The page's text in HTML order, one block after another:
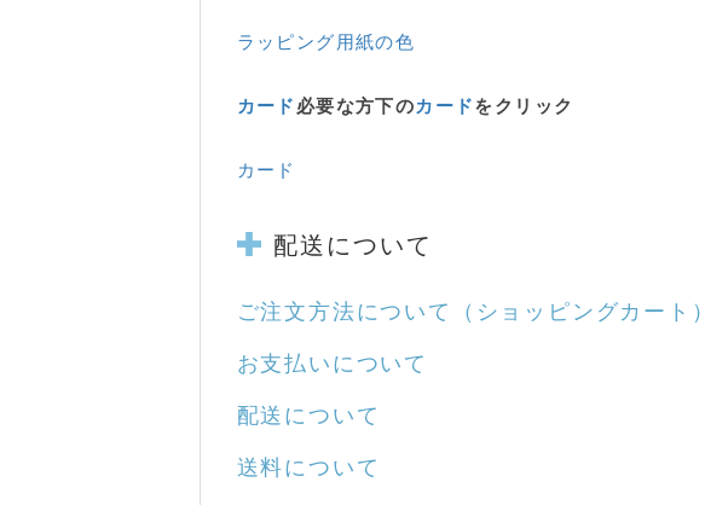
ラッピング用紙の色
カード 必要な方下のカードをクリック
カード
配送について
ご注文方法について （ショッピングカート）
お支払いについて
配送について
送料について